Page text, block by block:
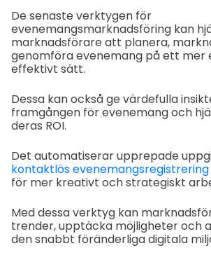
De senaste verktygen för
evenemangsmarknadsföring kan
marknadsförare att planera,
genomföra evenemang på ett mer
effektivt sätt.
Dessa kan också ge värdefulla
framgången för evenemang och
deras ROI.
Det automatiserar upprepade
kontaktlös evenemangsregistrering
för mer kreativt och strategiskt
Med dessa verktyg kan
trender, upptäcka möjligheter och
den snabbt föränderliga digitala